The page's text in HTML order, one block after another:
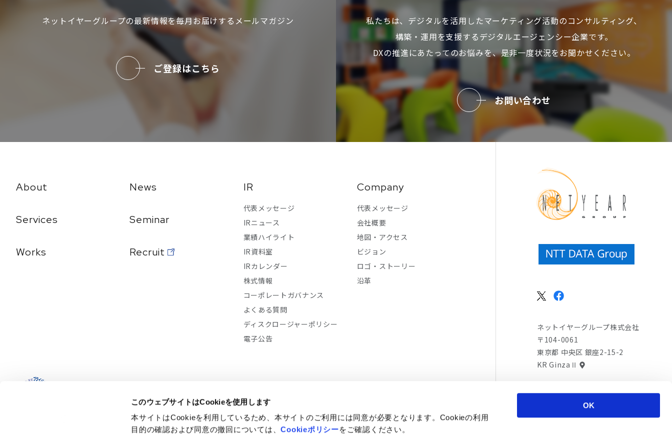
このウェブサイトはCookieを使用します
本サイトはCookieを利用しているため、本サイトのご利用には同意が必要となります。Cookieの利用
目的の確認および同意の撤回については、Cookieポリシーをご確認ください。
OK
ネットイヤーグループの最新情報を毎月お届けするメールマガジン
ご登録はこちら
私たちは、デジタルを活用したマーケティング活動のコンサルティング、
構築・運用を支援するデジタルエージェンシー企業です。
DXの推進にあたってのお悩みを、是非一度状況をお聞かせください。
お問い合わせ
About
Services
Works
News
Seminar
Recruit
IR
代表メッセージ
IRニュース
業績ハイライト
IR資料室
IRカレンダー
株式情報
コーポレートガバナンス
よくある質問
ディスクロージャーポリシー
電子公告
Company
代表メッセージ
会社概要
地図・アクセス
ビジョン
ロゴ・ストーリー
沿革
個人情報保護方針 情報セキュリティ基本方針 パートナーの方々へ サイトマップ
ネットイヤーグループ株式会社
〒104-0061
東京都 中央区 銀座2-15-2
KR GinzaⅡ